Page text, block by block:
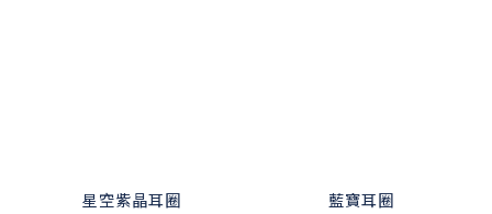
星空紫晶耳圈 藍寶耳圈